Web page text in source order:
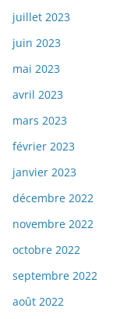
juillet 2023
juin 2023
mai 2023
avril 2023
mars 2023
février 2023
janvier 2023
décembre 2022
novembre 2022
octobre 2022
septembre 2022
août 2022